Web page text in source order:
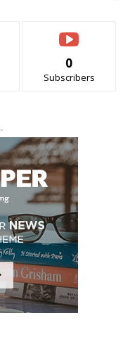
0
Subscribers